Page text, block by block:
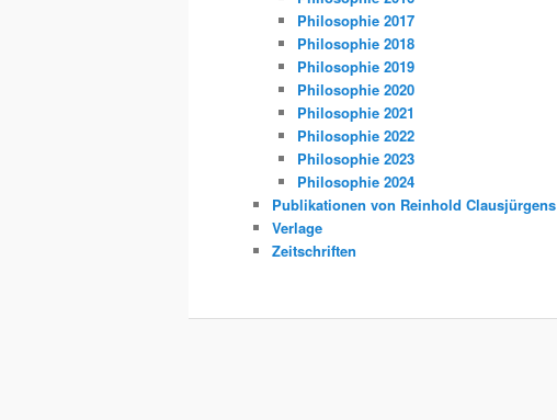
Philosophie 2017
Philosophie 2018
Philosophie 2019
Philosophie 2020
Philosophie 2021
Philosophie 2022
Philosophie 2023
Philosophie 2024
Publikationen von Reinhold Clausjürgens
Verlage
Zeitschriften